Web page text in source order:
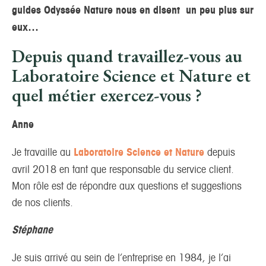
guides Odyssée Nature nous en disent un peu plus sur
eux…
Depuis quand travaillez-vous au
Laboratoire Science et Nature et
quel métier exercez-vous ?
Anne
Je travaille au Laboratoire Science et Nature depuis
avril 2018 en tant que responsable du service client.
Mon rôle est de répondre aux questions et suggestions
de nos clients.
Stéphane
Je suis arrivé au sein de l’entreprise en 1984, je l’ai